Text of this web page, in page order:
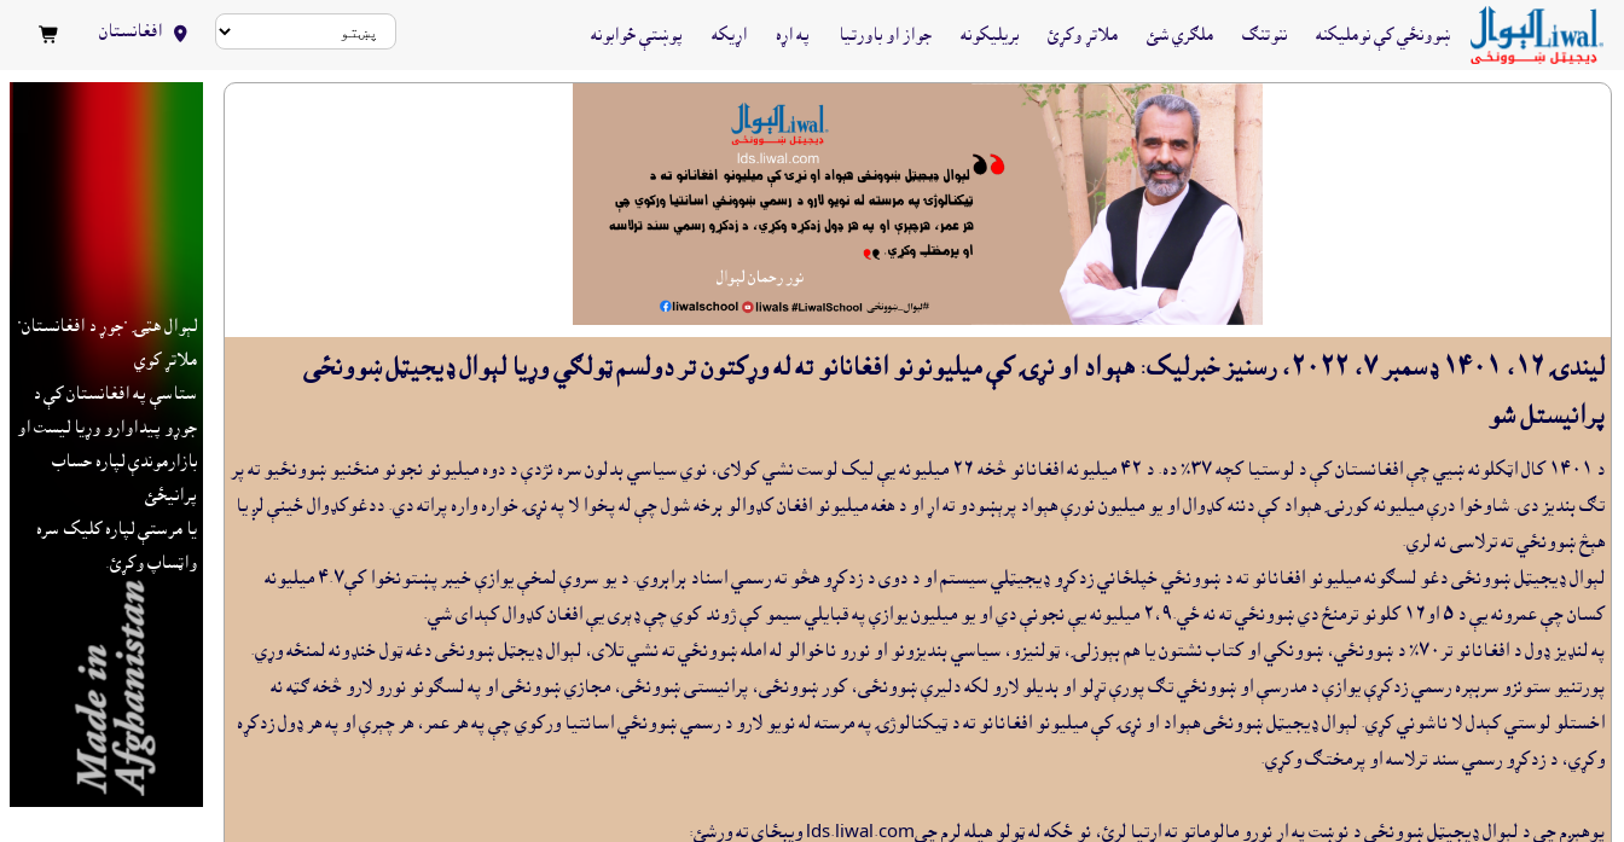
ښوونځي کې نومليکنه ننوتنګ ملګري شئ ملاتړ وکړئ بريليکونه جواز او باورتيا په اړه اړيکه پوښتې ځوابونه  افغانستان 
ليندۍ ١٦، ١٤٠١ ډسمبر ٧، ٢٠٢٢، رسنيز خبرليک: هېواد او نړۍ کې ميليونونو افغانانو ته له وړکتون تر دولسم ټولګي وړيا لېوال ډيجيټل ښوونځى
پرانيستل شو
د ١٤٠١ کال اټکلونه ښيي چې افغانستان کې د لوستيا کچه ٣٧٪ ده. د ٤٢ ميليونه افغانانو څخه ٢٦ ميليونه يې ليک لوست نشي کولاى، نوي سياسي بدلون سره نژدې د دوه ميليونو نجونو منځنيو ښوونځيو ته پر
تګ بنديز دى. شاوخوا درې ميليونه کورنۍ هېواد کې دننه کډوال او يو ميليون نورې هېواد پرېښودو ته اړ او د هغه ميليونو افغان کډوالو برخه شول چې له پخوا لا په نړۍ خواره واره پراته دي. ددغوکډوال ځينې لږ يا
هېڅ ښوونځي ته ترلاسى نه لري.
لېوال ډيجيټل ښوونځى دغو لسګونه ميليونو افغانانو ته د ښوونځي خپلځاني زدکړو ډيجيټلي سيستم او د دوى د زدکړو هڅو ته رسمي اسناد برابروي. د يو سروې لمخې يوازې خيبر پښتونخوا کې۴.۷ ميليونه
کسان چې عمرونه يې د ٥ او١٦ کلونو ترمنځ دي ښوونځي ته نه ځي.۲،۹ ميليونه يې نجونې دي او يو ميليون يوازې په قبايلي سيمو کې ژوند کوي چې ډېرى يې افغان کډوال کېداى شي.
په لنډيز ډول د افغانانو تر٧٠٪ د ښوونځي، ښوونکي او کتاب نشتون يا هم بېوزلۍ، ټولنيزو، سياسي بنديزونو او نورو ناخوالو له امله ښوونځي ته نشي تلاى، لېوال ډيجټل ښوونځى دغه ټول خنډونه لمنځه وړي.
پورتنيو ستونزو سربېره رسمي زدکړې يوازې د مدرسې او ښوونځي تګ پورې تړلو او بديلو لارو لکه دليرې ښوونځى، کور ښوونځى، پرانيستى ښوونځى، مجازي ښوونځى او په لسګونو نورو لارو څخه ګټه نه
اخستلو لوستي کېدل لا ناشوني کړي. لېوال ډيجيټل ښوونځى هېواد او نړۍ کې ميليونو افغانانو ته د ټيکنالوژۍ په مرسته له نويو لارو د رسمي ښوونځي اسانتيا ورکوي چې په هر عمر، هر چېرې او په هر ډول زدکړه
وکړي، د زدکړو رسمي سند ترلاسه او پرمختګ وکړي.
پوهېږم چې د لېوال ډيجيټل ښوونځي د نوښت په اړ نورو مالوماتو ته اړتيا لرئ، نو ځکه له ټولو هيله لرم چېlds.liwal.com ويبځاى ته ورشئ:
لېوال هټۍ "جوړ د افغانستان"
ملاتړ کوي
ستاسې په افغانستان کې د
جوړو پيداوارو وړيا ليست او
بازارموندې لپاره حساب
پرانيځئ
يا مرستې لپاره کليک سره
واټساپ وکړئ.